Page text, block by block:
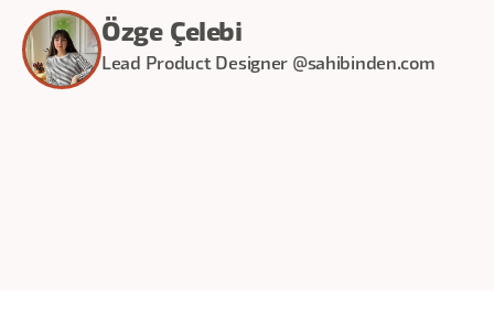
Özge Çelebi
Lead Product Designer @sahibinden.com